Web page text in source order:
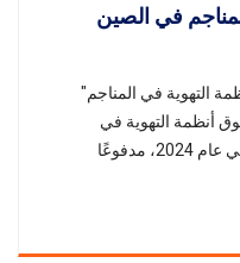
في الصين
التهوية في المناجم"
أنظمة التهوية في
المناجم في الصين يشهد نموًا قويًا في عام 2024، مدفوعًا